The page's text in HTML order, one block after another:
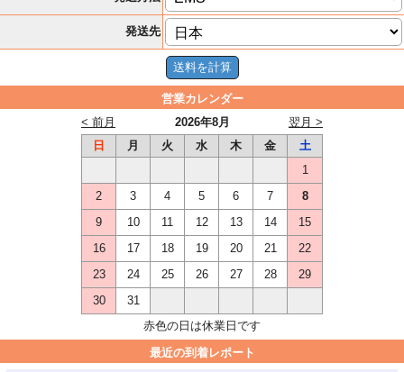
発送先
営業カレンダー
2026年8月
< 前月
翌月 >
日
月 火 水 木 金
土
1
2
3 4 5 6 7
8
9
10 11 12 13 14
15
16
17 18 19 20 21
22
23
24 25 26 27 28
29
30
31
赤色の日は休業日です
最近の到着レポート